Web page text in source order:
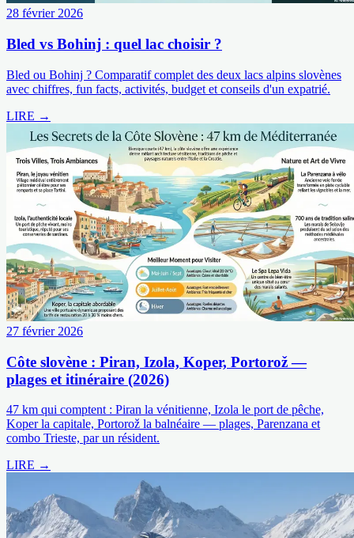
28 février 2026
Bled vs Bohinj : quel lac choisir ?
Bled ou Bohinj ? Comparatif complet des deux lacs alpins slovènes
avec chiffres, fun facts, activités, budget et conseils d'un expatrié.
LIRE →
27 février 2026
Côte slovène : Piran, Izola, Koper, Portorož —
plages et itinéraire (2026)
47 km qui comptent : Piran la vénitienne, Izola le port de pêche,
Koper la capitale, Portorož la balnéaire — plages, Parenzana et
combo Trieste, par un résident.
LIRE →